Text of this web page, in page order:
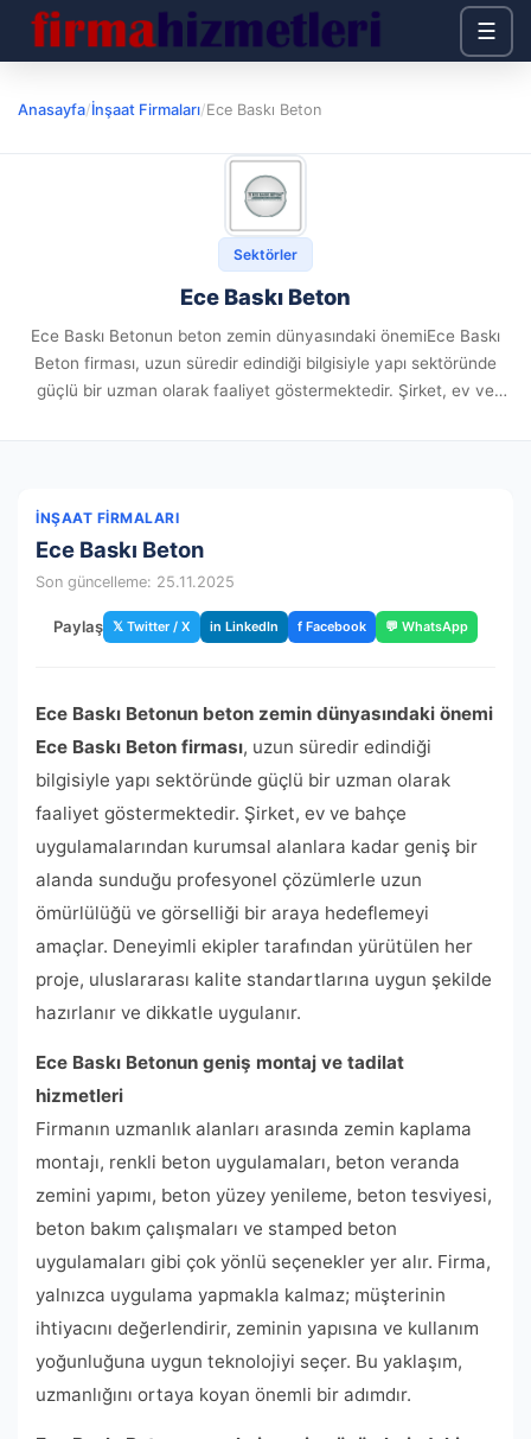
☰
Anasayfa/İnşaat Firmaları/Ece Baskı Beton
Sektörler
Ece Baskı Beton
Ece Baskı Betonun beton zemin dünyasındaki önemiEce Baskı
Beton firması, uzun süredir edindiği bilgisiyle yapı sektöründe
güçlü bir uzman olarak faaliyet göstermektedir. Şirket, ev ve
İNŞAAT FIRMALARI
Ece Baskı Beton
Son güncelleme: 25.11.2025
Paylaş 𝕏 Twitter / X in LinkedIn f Facebook 💬 WhatsApp
Ece Baskı Betonun beton zemin dünyasındaki önemi
Ece Baskı Beton firması, uzun süredir edindiği
bilgisiyle yapı sektöründe güçlü bir uzman olarak
faaliyet göstermektedir. Şirket, ev ve bahçe
uygulamalarından kurumsal alanlara kadar geniş bir
alanda sunduğu profesyonel çözümlerle uzun
ömürlülüğü ve görselliği bir araya hedeflemeyi
amaçlar. Deneyimli ekipler tarafından yürütülen her
proje, uluslararası kalite standartlarına uygun şekilde
hazırlanır ve dikkatle uygulanır.
Ece Baskı Betonun geniş montaj ve tadilat
hizmetleri
Firmanın uzmanlık alanları arasında zemin kaplama
montajı, renkli beton uygulamaları, beton veranda
zemini yapımı, beton yüzey yenileme, beton tesviyesi,
beton bakım çalışmaları ve stamped beton
uygulamaları gibi çok yönlü seçenekler yer alır. Firma,
yalnızca uygulama yapmakla kalmaz; müşterinin
ihtiyacını değerlendirir, zeminin yapısına ve kullanım
yoğunluğuna uygun teknolojiyi seçer. Bu yaklaşım,
uzmanlığını ortaya koyan önemli bir adımdır.